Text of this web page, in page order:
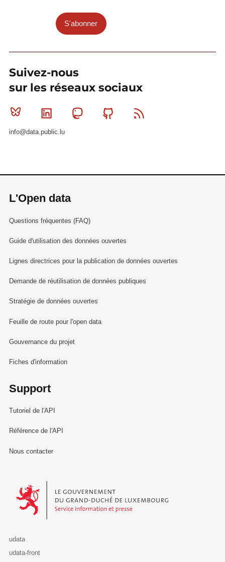
S'abonner
Suivez-nous
sur les réseaux sociaux
Bluesky Linkedin MastodonGithub
info@data.public.lu
L'Open data
Questions fréquentes (FAQ)
Guide d'utilisation des données ouvertes
Lignes directrices pour la publication de données ouvertes
Demande de réutilisation de données publiques
Stratégie de données ouvertes
Feuille de route pour l'open data
Gouvernance du projet
Fiches d'information
Support
Tutoriel de l'API
Référence de l'API
Nous contacter
Le Gouvernement du Grand-Duché de Luxembourg - Service
udata
udata-front